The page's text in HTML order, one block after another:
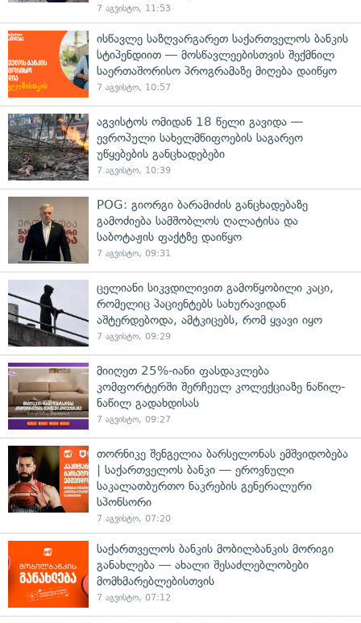
7 აგვისტო, 11:53
ისწავლე საზღვარგარეთ საქართველოს ბანკის
სტიპენდიით — მოსწავლეებისთვის შექმნილ
საერთაშორისო პროგრამაზე მიღება დაიწყო
7 აგვისტო, 10:57
აგვისტოს ომიდან 18 წელი გავიდა —
ევროპული სახელმწიფოების საგარეო
უწყებების განცხადებები
7 აგვისტო, 10:39
POG: გიორგი ბარამიძის განცხადებაზე
გამოძიება სამშობლოს ღალატისა და
საბოტაჟის ფაქტზე დაიწყო
7 აგვისტო, 09:31
ცელიანი სიკვდილივით გამოწყობილი კაცი,
რომელიც პაციენტებს სახურავიდან
აშტერდებოდა, ამტკიცებს, რომ ყვავი იყო
7 აგვისტო, 09:29
მიიღეთ 25%-იანი ფასდაკლება
კომფორტერში შერჩეულ კოლექციაზე ნაწილ-
ნაწილ გადახდისას
7 აგვისტო, 09:27
თორნიკე შენგელია ბარსელონას ემშვიდობება
| საქართველოს ბანკი — ეროვნული
საკალათბურთო ნაკრების გენერალური
სპონსორი
7 აგვისტო, 07:20
საქართველოს ბანკის მობილბანკის მორიგი
განახლება — ახალი შესაძლებლობები
მომხმარებლებისთვის
7 აგვისტო, 07:12